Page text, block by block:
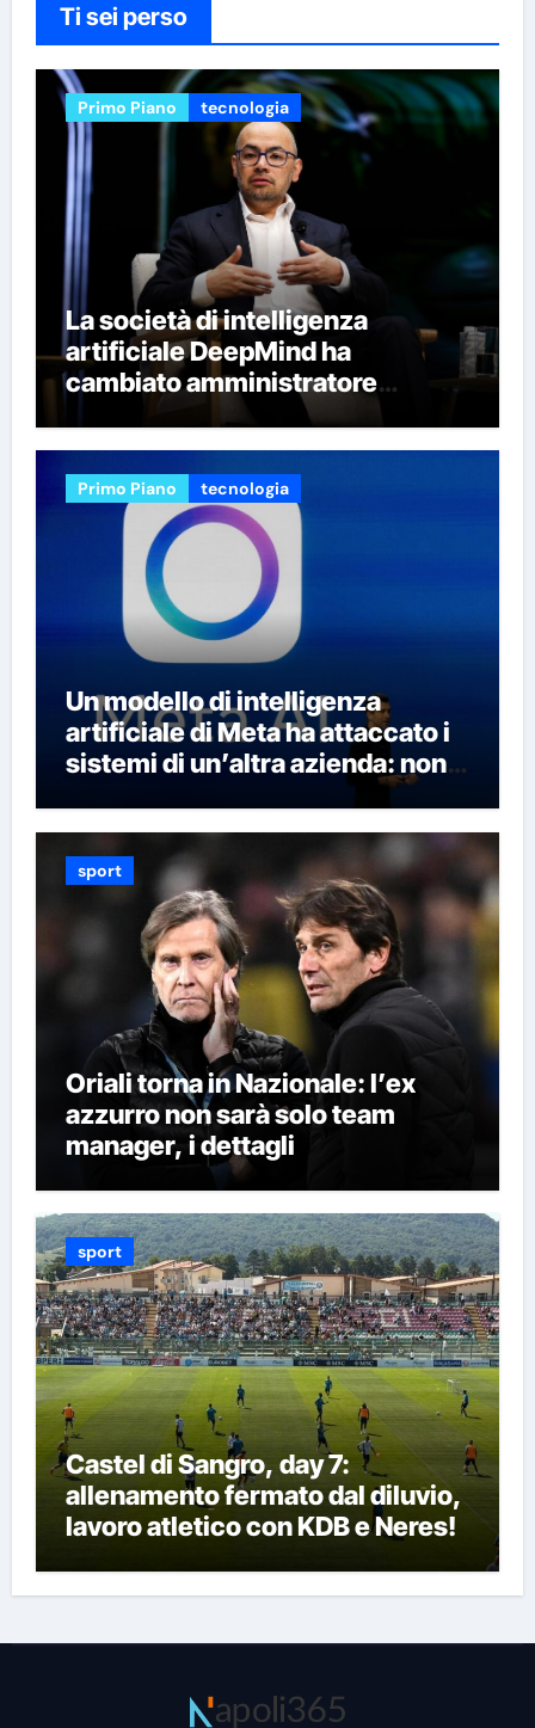
Ti sei perso
Primo Piano tecnologia
La società di intelligenza
artificiale DeepMind ha
cambiato amministratore
delegato e perso quattro dei suoi
migliori ricercatori
Primo Piano tecnologia
Un modello di intelligenza
artificiale di Meta ha attaccato i
sistemi di un’altra azienda: non è
la prima volta che succede
sport
Oriali torna in Nazionale: l’ex
azzurro non sarà solo team
manager, i dettagli
sport
Castel di Sangro, day 7:
allenamento fermato dal diluvio,
lavoro atletico con KDB e Neres!